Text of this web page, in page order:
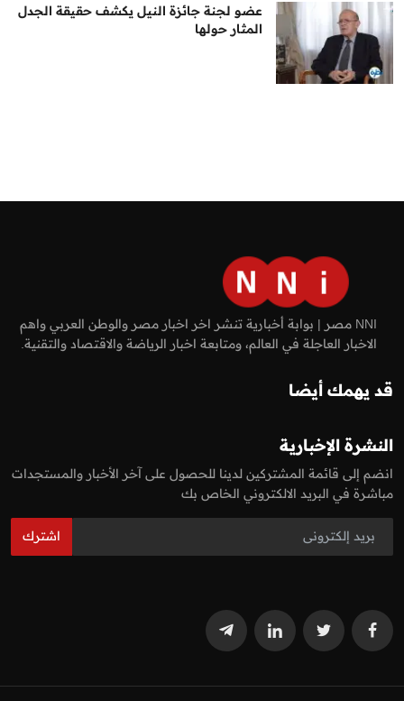
عضو لجنة جائزة النيل يكشف حقيقة الجدل
المثار حولها
NNI مصر | بوابة أخبارية تنشر اخر اخبار مصر والوطن العربي واهم
الاخبار العاجلة في العالم، ومتابعة اخبار الرياضة والاقتصاد والتقنية.
قد يهمك أيضا
النشرة الإخبارية
انضم إلى قائمة المشتركين لدينا للحصول على آخر الأخبار والمستجدات
مباشرة في البريد الالكتروني الخاص بك
اشترك